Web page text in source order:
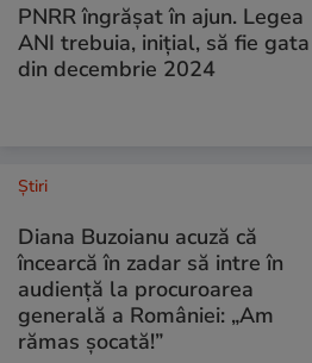
PNRR îngrășat în ajun. Legea
ANI trebuia, inițial, să fie gata
din decembrie 2024
Ştiri
Diana Buzoianu acuză că
încearcă în zadar să intre în
audiență la procuroarea
generală a României: „Am
rămas șocată!”